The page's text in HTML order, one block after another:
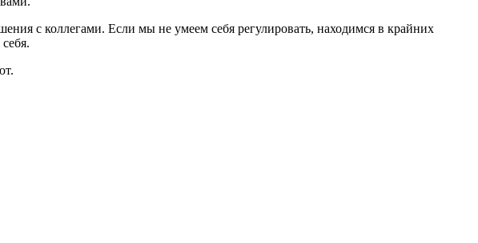
с коллегами. Если мы не умеем себя регулировать, находимся в крайних